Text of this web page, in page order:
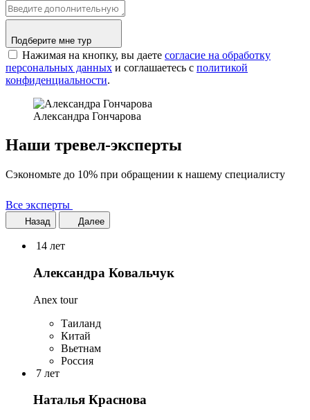
Подберите мне тур
Нажимая на кнопку, вы даете согласие на обработку
персональных данных и соглашаетесь c политикой
конфиденциальности.
Александра Гончарова
Наши тревел-эксперты
Сэкономьте до 10% при обращении к нашему специалисту
Все эксперты
Назад Далее
14 лет
Александра Ковальчук
Anex tour
Таиланд
Китай
Вьетнам
Россия
7 лет
Наталья Краснова